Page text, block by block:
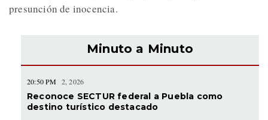
presunción de inocencia.
Minuto a Minuto
20:50 PM 2, 2026
Reconoce SECTUR federal a Puebla como
destino turístico destacado